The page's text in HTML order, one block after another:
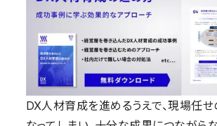
DX人材育成を進めるうえで、現場任